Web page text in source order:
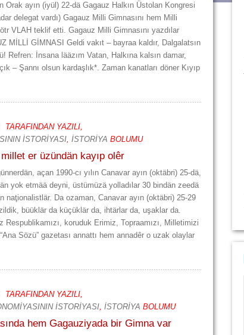
Orak ayın (iyül) 22-dä Gagauz Halkın Üstolan Kongresi
delegat vardı) Gagauz Milli Gimnasını hem Milli
VLAH teklif etti. Gagauz Milli Gimnasını yazdılar
MİLLİ GİMNASI Geldi vakıt – bayraa kaldır, Dalgalatsın
Refren: İnsana lääzım Vatan, Halkına kalsın damar,
– Şannı olsun kardaşlık*. Zaman kanatları döner Kıyıp
TARAFINDAN YAZILI,
İSTORİYASI, İSTORİYA BOLUMU
er üzündän kayıp olêr
açan 1990-cı yılın Canavar ayın (oktäbri) 25-dä,
yok etmää deyni, üstümüzä yolladılar 30 bindän zeedä
naţionalistlär. Da ozaman, Canavar ayın (oktäbri) 25-29
büüklär da küçüklär da, ihtärlar da, uşaklar da.
koruduk Erimiz, Topraamızı, Milletimizi
Sözü” gazetası annattı hem annadêr o uzak olaylar
TARAFINDAN YAZILI,
İSTORİYASI, İSTORİYA BOLUMU
hem Gagauziyada bir Gimna var